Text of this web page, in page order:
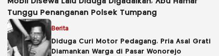
Tunggu Penanganan Polsek Tumpang
Berita
Diduga Curi Motor Pedagang, Pria Asal Grati
Diamankan Warga di Pasar Wonorejo